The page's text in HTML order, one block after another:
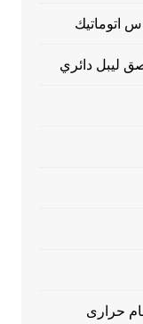
اتوماتيك
ليبل دائري
حرارى